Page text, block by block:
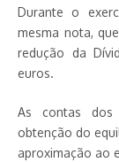
Durante o
mesma nota,
redução da
euros.
As contas dos
obtenção do
aproximação ao